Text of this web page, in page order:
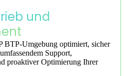
und
BTP-Umgebung optimiert, sicher
Support,
proaktiver Optimierung Ihrer